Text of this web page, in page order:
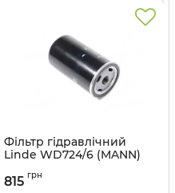
Фільтр гідравлічний
Linde WD724/6 (MANN)
815 грн